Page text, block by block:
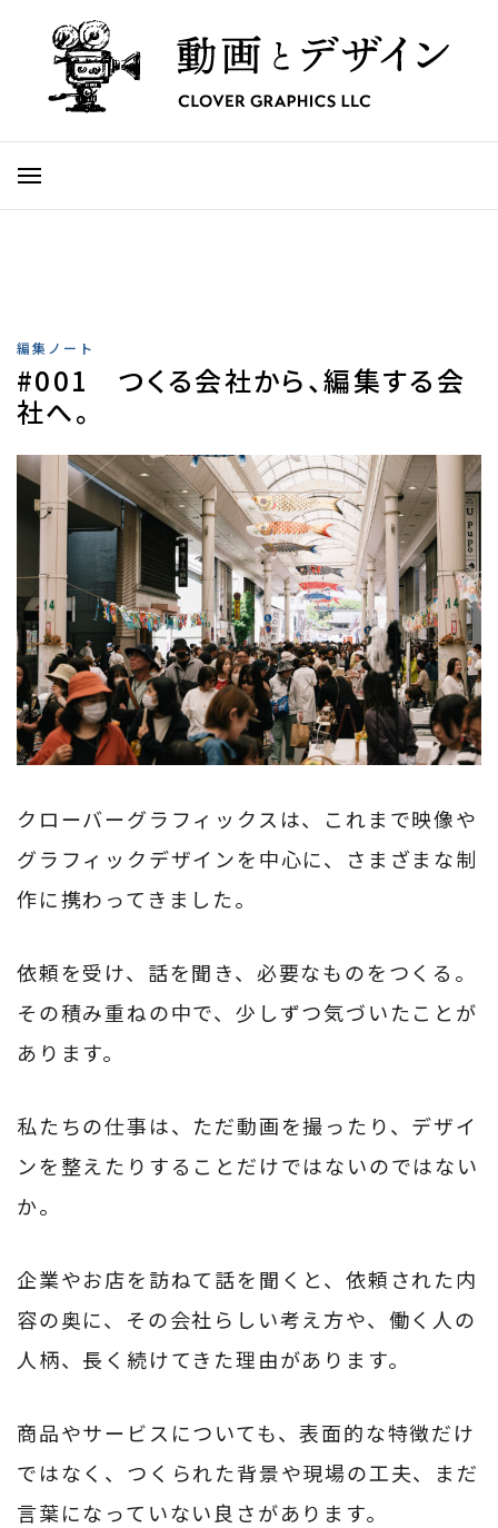
編集ノート
#001 つくる会社から、編集する会
社へ。
クローバーグラフィックスは、これまで映像や
グラフィックデザインを中心に、さまざまな制
作に携わってきました。
依頼を受け、話を聞き、必要なものをつくる。
その積み重ねの中で、少しずつ気づいたことが
あります。
私たちの仕事は、ただ動画を撮ったり、デザイ
ンを整えたりすることだけではないのではない
か。
企業やお店を訪ねて話を聞くと、依頼された内
容の奥に、その会社らしい考え方や、働く人の
人柄、長く続けてきた理由があります。
商品やサービスについても、表面的な特徴だけ
ではなく、つくられた背景や現場の工夫、まだ
言葉になっていない良さがあります。